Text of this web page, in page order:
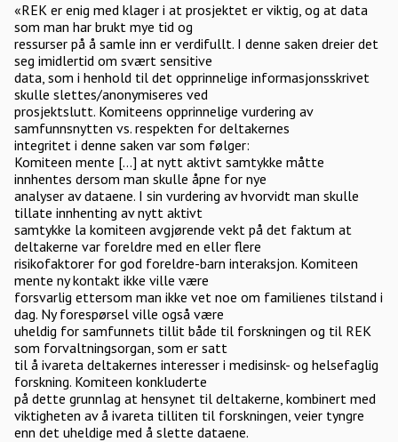
«REK er enig med klager i at prosjektet er viktig, og at data
som man har brukt mye tid og
ressurser på å samle inn er verdifullt. I denne saken dreier det
seg imidlertid om svært sensitive
data, som i henhold til det opprinnelige informasjonsskrivet
skulle slettes/anonymiseres ved
prosjektslutt. Komiteens opprinnelige vurdering av
samfunnsnytten vs. respekten for deltakernes
integritet i denne saken var som følger:
Komiteen mente [...] at nytt aktivt samtykke måtte
innhentes dersom man skulle åpne for nye
analyser av dataene. I sin vurdering av hvorvidt man skulle
tillate innhenting av nytt aktivt
samtykke la komiteen avgjørende vekt på det faktum at
deltakerne var foreldre med en eller flere
risikofaktorer for god foreldre-barn interaksjon. Komiteen
mente ny kontakt ikke ville være
forsvarlig ettersom man ikke vet noe om familienes tilstand i
dag. Ny forespørsel ville også være
uheldig for samfunnets tillit både til forskningen og til REK
som forvaltningsorgan, som er satt
til å ivareta deltakernes interesser i medisinsk- og helsefaglig
forskning. Komiteen konkluderte
på dette grunnlag at hensynet til deltakerne, kombinert med
viktigheten av å ivareta tilliten til forskningen, veier tyngre
enn det uheldige med å slette dataene.